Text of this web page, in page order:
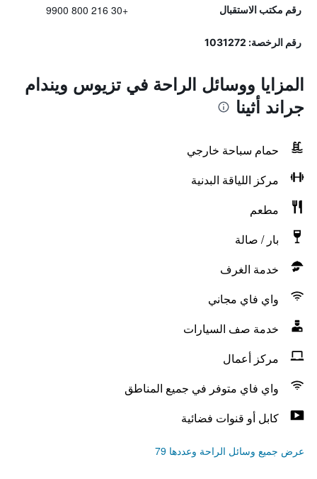
رقم مكتب الاستقبال +30 216 800 9900
رقم الرخصة: 1031272
المزايا ووسائل الراحة في تزيوس ويندام
جراند أثينا
حمام سباحة خارجي
مركز اللياقة البدنية
مطعم
بار / صالة
خدمة الغرف
واي فاي مجاني
خدمة صف السيارات
مركز أعمال
واي فاي متوفر في جميع المناطق
كابل أو قنوات فضائية
عرض جميع وسائل الراحة وعددها 79